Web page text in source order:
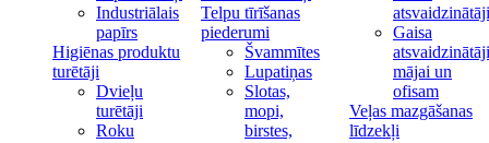
Industriālais
papīrs
Higiēnas produktu
turētāji
Dvieļu
turētāji
Roku
Telpu tīrīšanas
piederumi
Švammītes
Lupatiņas
Slotas,
mopi,
birstes,
atsvaidzinātāji
Gaisa
atsvaidzinātāji
mājai un
ofisam
Veļas mazgāšanas
līdzekļi